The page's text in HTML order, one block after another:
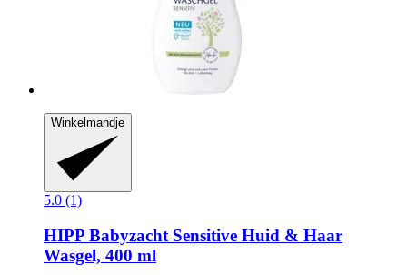
Winkelmandje
5.0 (1)
HIPP Babyzacht Sensitive Huid & Haar
Wasgel, 400 ml